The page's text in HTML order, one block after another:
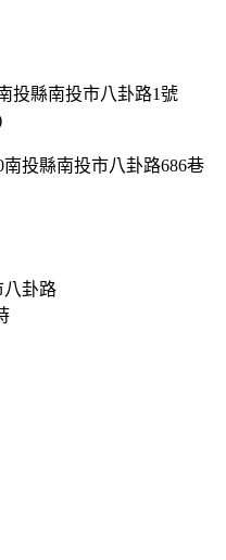
投縣南投市八卦路1號
投縣南投市八卦路686巷
八卦路